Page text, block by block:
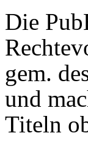
Die
gem.
und
Titeln